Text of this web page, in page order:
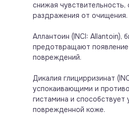
снижая
раздражения от очищения.
Аллантоин (INCI: Allantoin),
предотвращают
повреждений.
Дикалия глицирризинат
успокаивающими и
гистамина и
поврежденной коже.